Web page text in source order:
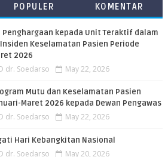
POPULER KOMENTAR
Penghargaan kepada Unit Teraktif dalam
Keselamatan Pasien Periode
2026
dr. Soedarso May 22, 2026
Mutu dan Keselamatan Pasien
Maret 2026 kepada Dewan Pengawas
dr. Soedarso May 22, 2026
Hari Kebangkitan Nasional
dr. Soedarso May 20, 2026